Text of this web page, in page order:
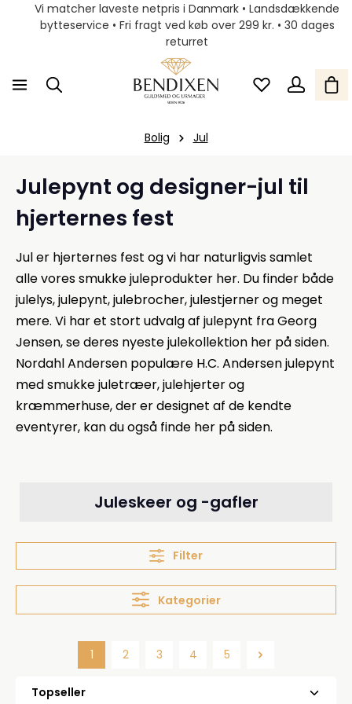
Vi matcher laveste netpris i Danmark • Landsdækkende
bytteservice • Fri fragt ved køb over 299 kr. • 30 dages
returret
Bolig Jul
Julepynt og designer-jul til
hjerternes fest
Jul er hjerternes fest og vi har naturligvis samlet
alle vores smukke juleprodukter her. Du finder både
julelys, julepynt, julebrocher, julestjerner og meget
mere. Vi har et stort udvalg af julepynt fra Georg
Jensen, se deres nyeste julekollektion her på siden.
Nordahl Andersen populære H.C. Andersen julepynt
med smukke juletræer, julehjerter og
kræmmerhuse, der er designet af de kendte
eventyrer, kan du også finde her på siden.
Juleskeer og -gafler
Filter
Kategorier
Side
1 Side
2 Side
3 Side
4 Side
5